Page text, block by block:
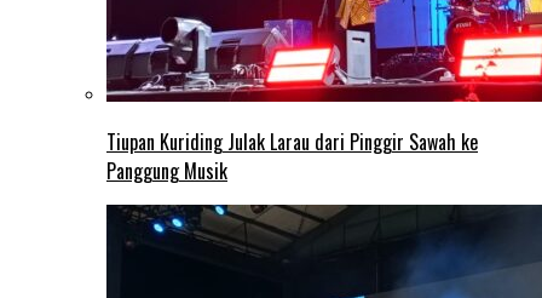
Tiupan Kuriding Julak Larau dari Pinggir Sawah ke
Panggung Musik